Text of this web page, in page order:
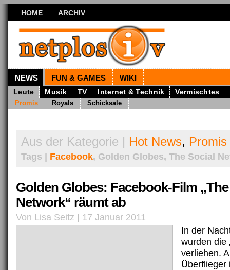
HOME ARCHIV
NEWS FUN & GAMES WIKI
Leute Musik TV Internet & Technik Vermischtes
Promis Royals Schicksale
Aus der Kategorie | Hot News, Promis
Tags | Facebook, Golden Globes, The Social
Golden Globes: Facebook-Film
Network“ räumt ab
Von Lisa Seitz | 17 Januar 2011
In der
wurden die
verliehen.
Überflieger